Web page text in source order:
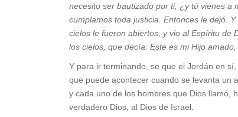
necesito ser bautizado por ti, ¿y tú vienes a
cumplamos toda justicia. Entonces le dejó.
cielos le fueron abiertos, y vio al Espíritu de
los cielos, que decía: Este es mi Hijo
Y para ir terminando, se que el Jordán en
que puede acontecer cuando se levanta un
y cada uno de los hombres que Dios llamó,
verdadero Dios, al Dios de Israel.